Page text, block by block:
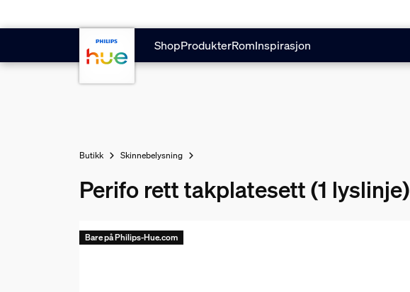
ShopProdukterRomInspirasjon
Butikk Skinnebelysning
Perifo rett takplatesett (1 lyslinje)
Bare på Philips-Hue.com